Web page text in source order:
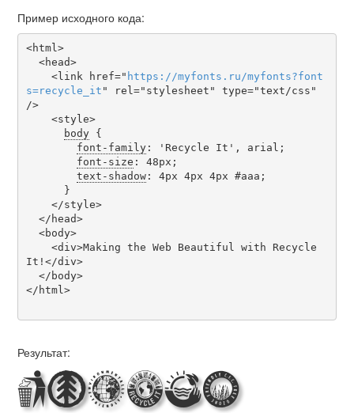
Пример исходного кода:
<html>
    <link href="
https ://myfonts . ru/myfonts?font
s=recycle_it " rel="stylesheet" type="text/css"
/>
body {
font-family: 'Recycle It', arial;
font-size : 48px;
text-shadow: 4px 4px 4px #aaa;
It!</div>
</html>
Результат:
Making